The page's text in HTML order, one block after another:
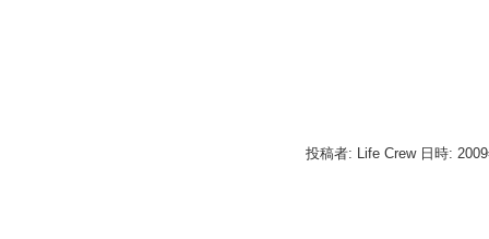
投稿者: Life Crew 日時: